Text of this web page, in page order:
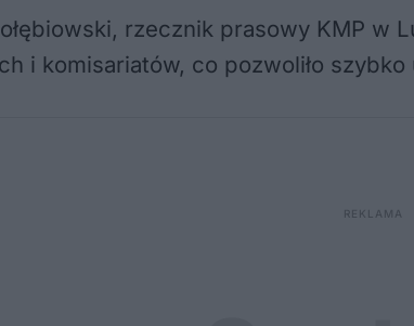
rzecznik prasowy KMP
i komisariatów, co pozwoliło